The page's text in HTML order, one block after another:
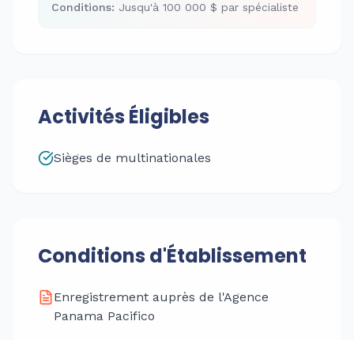
Conditions: Jusqu'à 100 000 $ par spécialiste
Activités Éligibles
Sièges de multinationales
Conditions d'Établissement
Enregistrement auprès de l'Agence
Panama Pacifico